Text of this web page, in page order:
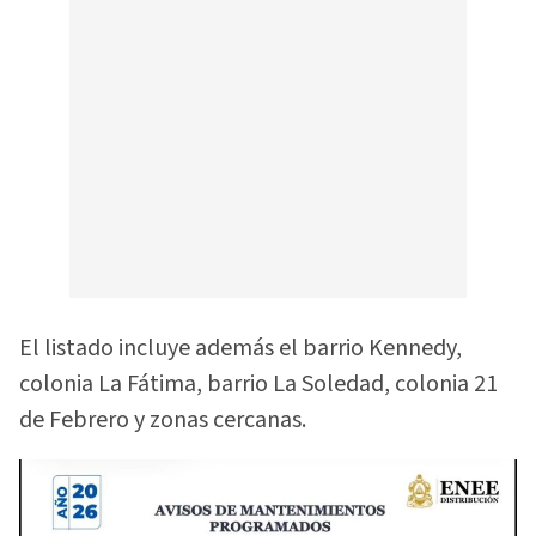
El listado incluye además el barrio Kennedy,
colonia La Fátima, barrio La Soledad, colonia 21
de Febrero y zonas cercanas.